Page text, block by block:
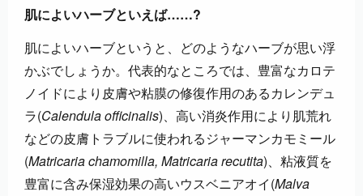
肌によいハーブといえば……?
肌によいハーブというと、どのようなハーブが思い浮
かぶでしょうか。代表的なところでは、豊富なカロテ
ノイドにより皮膚や粘膜の修復作用のあるカレンデュ
ラ(Calendula officinalis)、高い消炎作用により肌荒れ
などの皮膚トラブルに使われるジャーマンカモミール
(Matricaria chamomilla, Matricaria recutita)、粘液質を
豊富に含み保湿効果の高いウスベニアオイ(Malva